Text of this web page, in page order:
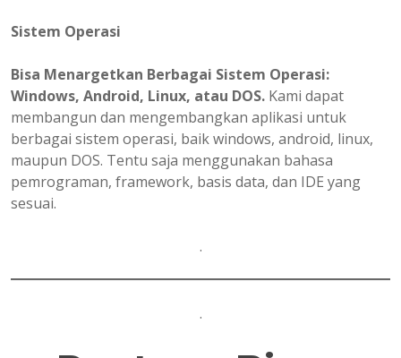
Sistem Operasi
Bisa Menargetkan Berbagai Sistem Operasi:
Windows, Android, Linux, atau DOS. Kami dapat
membangun dan mengembangkan aplikasi untuk
berbagai sistem operasi, baik windows, android, linux,
maupun DOS. Tentu saja menggunakan bahasa
pemrograman, framework, basis data, dan IDE yang
sesuai.
.
.